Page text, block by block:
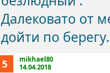
Далековато от
дойти по
5
mikhael80
14.04.2018